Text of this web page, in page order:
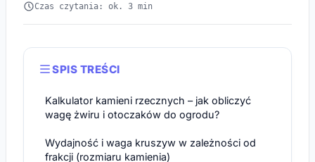
Czas czytania: ok. 3 min
SPIS TREŚCI
Kalkulator kamieni rzecznych – jak obliczyć
wagę żwiru i otoczaków do ogrodu?
Wydajność i waga kruszyw w zależności od
frakcji (rozmiaru kamienia)